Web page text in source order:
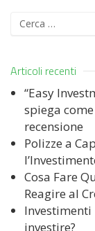
Ricerca
Articoli recenti
“Easy
spiega
recensione
Polizze a
Cosa Fare
Reagire al
Investimenti
investire?